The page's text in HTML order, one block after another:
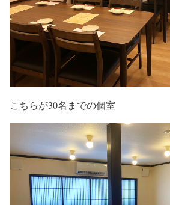
こちらが30名までの個室